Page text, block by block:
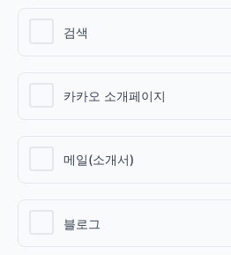
검색
카카오 소개페이지
메일(소개서)
블로그